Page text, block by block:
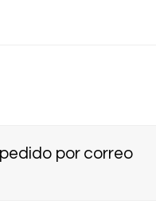
por correo